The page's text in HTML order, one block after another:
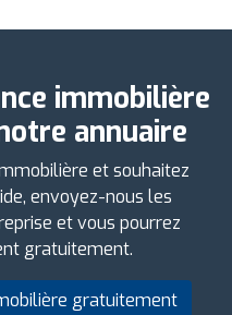
immobilière
annuaire
et souhaitez
envoyez-nous les
et vous pourrez
gratuitement.
gratuitement